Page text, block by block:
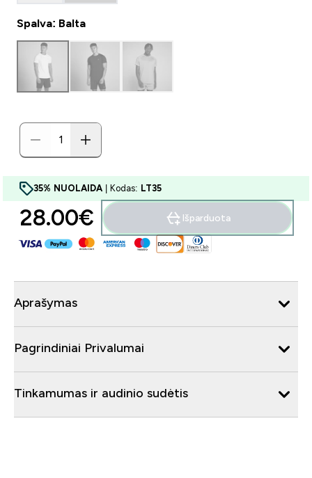
Spalva: Balta
35% NUOLAIDA | Kodas: LT35
28.00€‎ Išparduota
Aprašymas
Pagrindiniai Privalumai
Tinkamumas ir audinio sudėtis